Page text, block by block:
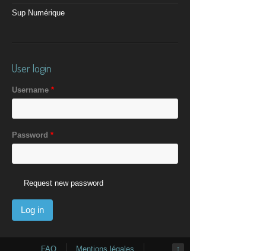
Sup Numérique
User login
Username *
Password *
Request new password
↑
FAQ Mentions légales